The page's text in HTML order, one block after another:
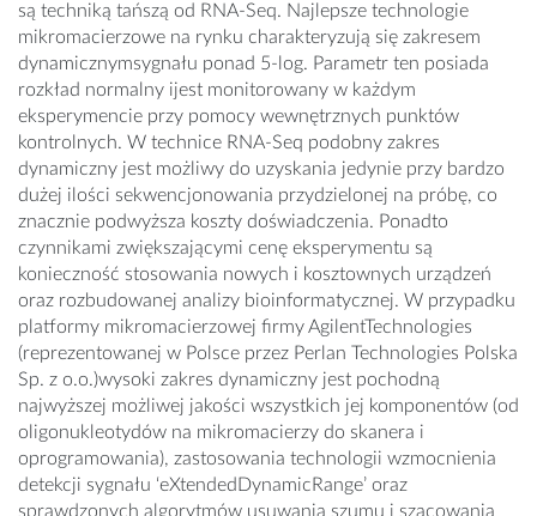
są techniką tańszą od RNA-Seq. Najlepsze technologie
mikromacierzowe na rynku charakteryzują się zakresem
dynamicznymsygnału ponad 5-log. Parametr ten posiada
rozkład normalny ijest monitorowany w każdym
eksperymencie przy pomocy wewnętrznych punktów
kontrolnych. W technice RNA-Seq podobny zakres
dynamiczny jest możliwy do uzyskania jedynie przy bardzo
dużej ilości sekwencjonowania przydzielonej na próbę, co
znacznie podwyższa koszty doświadczenia. Ponadto
czynnikami zwiększającymi cenę eksperymentu są
konieczność stosowania nowych i kosztownych urządzeń
oraz rozbudowanej analizy bioinformatycznej. W przypadku
platformy mikromacierzowej firmy AgilentTechnologies
(reprezentowanej w Polsce przez Perlan Technologies Polska
Sp. z o.o.)wysoki zakres dynamiczny jest pochodną
najwyższej możliwej jakości wszystkich jej komponentów (od
oligonukleotydów na mikromacierzy do skanera i
oprogramowania), zastosowania technologii wzmocnienia
detekcji sygnału ‘eXtendedDynamicRange’ oraz
sprawdzonych algorytmów usuwania szumu i szacowania